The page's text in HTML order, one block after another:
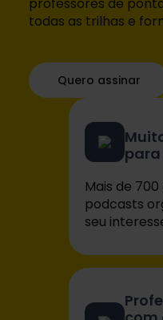
professores de
todas as trilhas e
Quero assinar
Mais de
podcasts
seu